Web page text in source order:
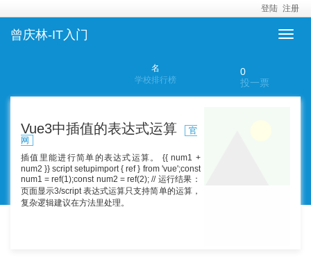
登陆 注册
曾庆林-IT入门
名
学校排行榜
0
投一票
Vue3中插值的表达式运算
官
网
插值里能进行简单的表达式运算。 {{ num1 +
num2 }} script setupimport { ref } from 'vue';const
num1 = ref(1);const num2 = ref(2); // 运行结果：
页面显示3/script 表达式运算只支持简单的运算，
复杂逻辑建议在方法里处理。